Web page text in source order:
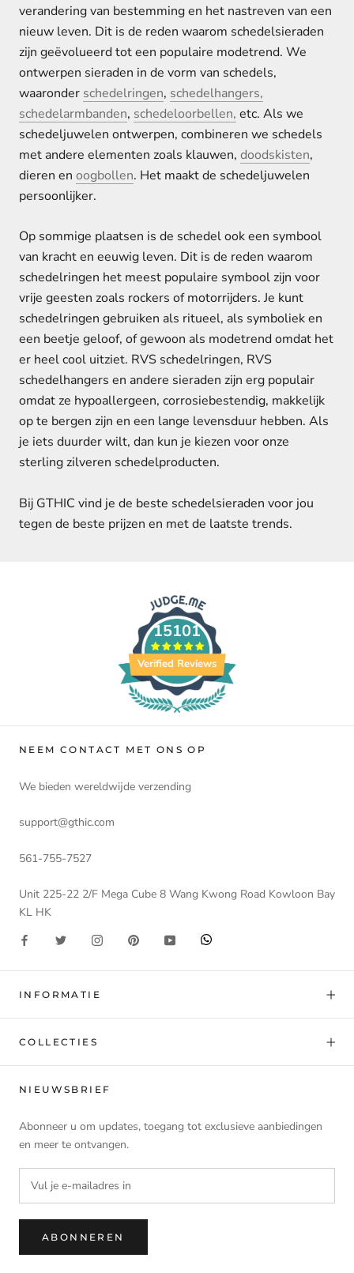
verandering van bestemming en het nastreven van een
nieuw leven. Dit is de reden waarom schedelsieraden
zijn geëvolueerd tot een populaire modetrend. We
ontwerpen sieraden in de vorm van schedels,
waaronder schedelringen, schedelhangers,
schedelarmbanden, schedeloorbellen, etc. Als we
schedeljuwelen ontwerpen, combineren we schedels
met andere elementen zoals klauwen, doodskisten,
dieren en oogbollen. Het maakt de schedeljuwelen
persoonlijker.
Op sommige plaatsen is de schedel ook een symbool
van kracht en eeuwig leven. Dit is de reden waarom
schedelringen het meest populaire symbool zijn voor
vrije geesten zoals rockers of motorrijders. Je kunt
schedelringen gebruiken als ritueel, als symboliek en
een beetje geloof, of gewoon als modetrend omdat het
er heel cool uitziet. RVS schedelringen, RVS
schedelhangers en andere sieraden zijn erg populair
omdat ze hypoallergeen, corrosiebestendig, makkelijk
op te bergen zijn en een lange levensduur hebben. Als
je iets duurder wilt, dan kun je kiezen voor onze
sterling zilveren schedelproducten.
Bij GTHIC vind je de beste schedelsieraden voor jou
tegen de beste prijzen en met de laatste trends.
15101
Verified Reviews
NEEM CONTACT MET ONS OP
We bieden wereldwijde verzending
support@gthic.com
561-755-7527
Unit 225-22 2/F Mega Cube 8 Wang Kwong Road Kowloon Bay
KL HK
INFORMATIE
COLLECTIES
NIEUWSBRIEF
Abonneer u om updates, toegang tot exclusieve aanbiedingen
en meer te ontvangen.
ABONNEREN